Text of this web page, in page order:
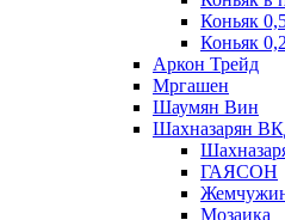
Коньяк
Коньяк
Аркон Трейд
Мргашен
Шаумян Вин
Шахназарян
ГАЯСОН
Мозаика